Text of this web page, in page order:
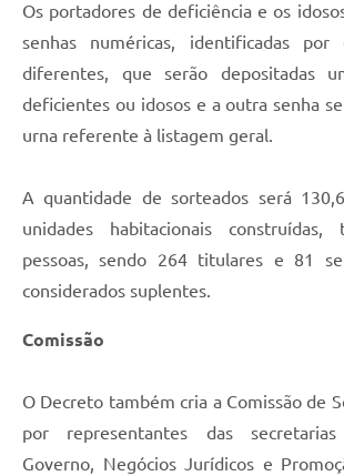
Os portadores de deficiência e os
senhas numéricas, identificadas
diferentes, que serão depositadas
deficientes ou idosos e a outra senha
urna referente à listagem geral.
A quantidade de sorteados será
unidades habitacionais construídas,
pessoas, sendo 264 titulares e 81
considerados suplentes.
Comissão
O Decreto também cria a Comissão de
por representantes das
Governo, Negócios Jurídicos e